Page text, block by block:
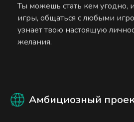
Ты можешь стать кем угодно,
игры, общаться с любыми
узнает твою настоящую
желания.
Амбициозный